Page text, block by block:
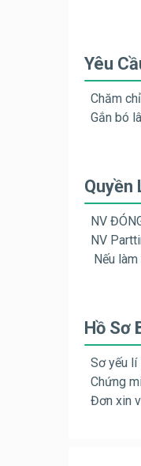
Yêu
Chăm
Gắn bó
Quyền
NV
NV
Nếu
Hồ Sơ
Sơ yếu lí
Chứng
Đơn xin